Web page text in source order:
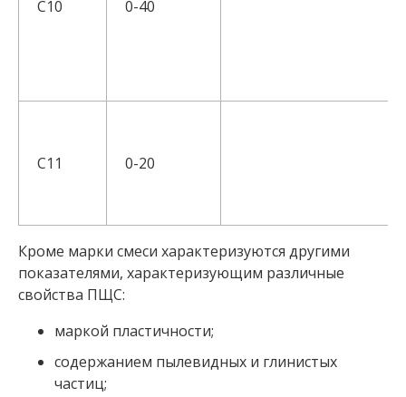
С10 0-40
С11 0-20
Кроме марки смеси характеризуются другими
показателями, характеризующим различные
свойства ПЩС:
маркой пластичности;
содержанием пылевидных и глинистых
частиц;